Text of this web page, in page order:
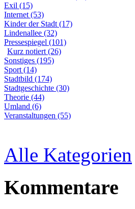
Exil (15)
Internet (53)
Kinder der Stadt (17)
Lindenallee (32)
Pressespiegel (101)
Kurz notiert (26)
Sonstiges (195)
Sport (14)
Stadtbild (174)
Stadtgeschichte (30)
Theorie (44)
Umland (6)
Veranstaltungen (55)
Alle Kategorien
Kommentare